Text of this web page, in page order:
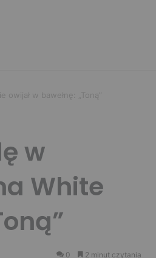
w bawełnę: „Toną”
w
White
0 2 minut czytania